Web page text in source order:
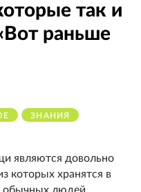
так и
раньше
ЗНАНИЯ
являются довольно
которых хранятся в
обычных людей.